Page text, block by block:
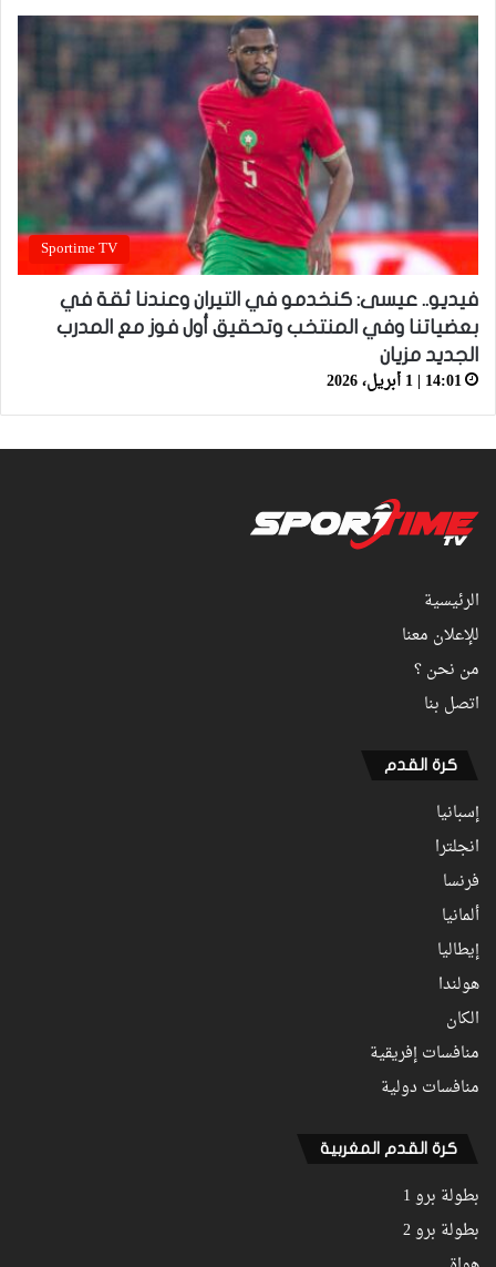
Sportime TV
فيديو.. عيسى: كنخدمو في التيران وعندنا ثقة في
بعضياتنا وفي المنتخب وتحقيق أول فوز مع المدرب
الجديد مزيان
14:01 | 1 أبريل، 2026
الرئيسية
للإعلان معنا
من نحن ؟
اتصل بنا
كرة القدم
إسبانيا
انجلترا
فرنسا
ألمانيا
إيطاليا
هولندا
الكان
منافسات إفريقية
منافسات دولية
كرة القدم المغربية
بطولة برو 1
بطولة برو 2